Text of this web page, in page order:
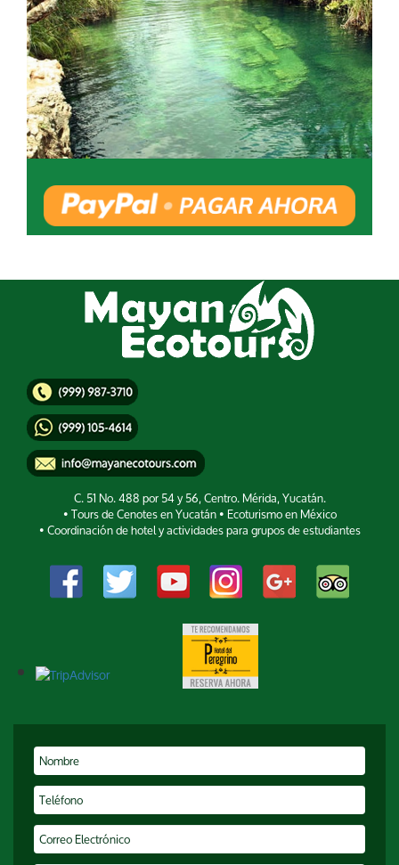
C. 51 No. 488 por 54 y 56, Centro. Mérida, Yucatán.
• Tours de Cenotes en Yucatán • Ecoturismo en México
• Coordinación de hotel y actividades para grupos de estudiantes